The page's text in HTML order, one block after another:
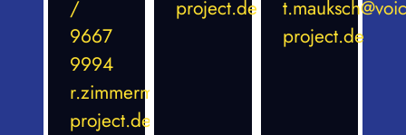
/
9667
9994
r.zimmermann@voices-
project.de
project.de
project.de